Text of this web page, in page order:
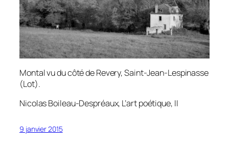
Montal vu du côté de Revery, Saint-Jean-Lespinasse
(Lot).
Nicolas Boileau-Despréaux, L’art poétique, II
9 janvier 2015